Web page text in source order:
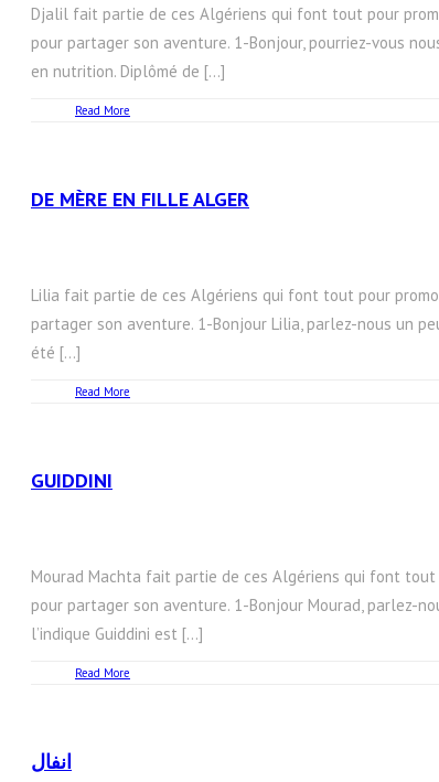
Djalil fait partie de ces Algériens qui font tout pour
pour partager son aventure. 1-Bonjour, pourriez-vous
en nutrition. Diplômé de […]
Read More
DE MÈRE EN FILLE ALGER
Lilia fait partie de ces Algériens qui font tout pour
partager son aventure. 1-Bonjour Lilia, parlez-nous un
été […]
Read More
GUIDDINI
Mourad Machta fait partie de ces Algériens qui font tout
pour partager son aventure. 1-Bonjour Mourad, parlez-
l’indique Guiddini est […]
Read More
انفال